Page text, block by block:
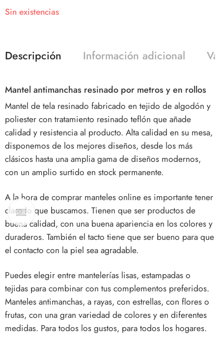
Sin existencias
Descripción Información adicional
Mantel antimanchas resinado por metros y en rollos
Mantel de tela resinado fabricado en tejido de algodón y
poliester con tratamiento resinado teflón que añade
calidad y resistencia al producto. Alta calidad en su mesa,
disponemos de los mejores diseños, desde los más
clásicos hasta una amplia gama de diseños modernos,
con un amplio surtido en stock permanente.
A la hora de comprar manteles online es importante tener
claro lo que buscamos. Tienen que ser productos de
buena calidad, con una buena apariencia en los colores y
duraderos. También el tacto tiene que ser bueno para que
el contacto con la piel sea agradable.
Puedes elegir entre mantelerías lisas, estampadas o
tejidas para combinar con tus complementos preferidos.
Manteles antimanchas, a rayas, con estrellas, con flores o
frutas, con una gran variedad de colores y en diferentes
medidas. Para todos los gustos, para todos los hogares.